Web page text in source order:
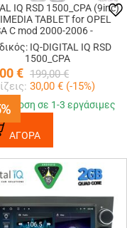
IQ RSD 1500_CPA (9inc)
TABLET for OPEL
C mod 2000-2006 -
mod. 2004-2009
IQ-DIGITAL IQ RSD
1500_CPA
€ 199,00 €
30,00 € (-15%)
σε 1-3 εργάσιμες
ΑΓΟΡΑ